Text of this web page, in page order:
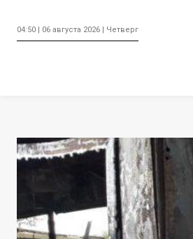
04:50 | 06 августа 2026 | Четверг